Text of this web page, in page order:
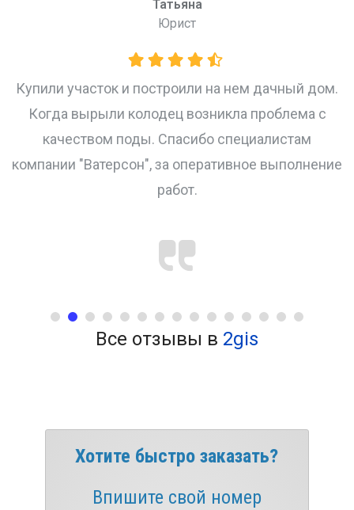
Татьяна
Юрист
Купили участок и построили на нем дачный дом.
Когда вырыли колодец возникла проблема с
качеством поды. Спасибо специалистам
компании "Ватерсон", за оперативное выполнение
работ.
Все отзывы в 2gis
Хотите быстро заказать?
Впишите свой номер